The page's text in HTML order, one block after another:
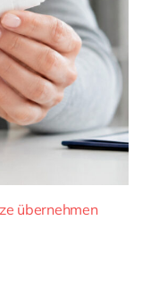
übernehmen